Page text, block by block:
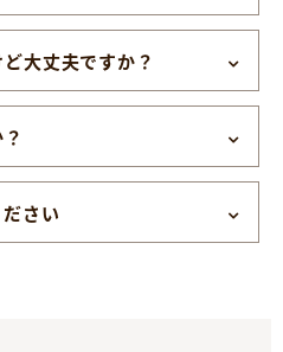
大丈夫ですか？
さい